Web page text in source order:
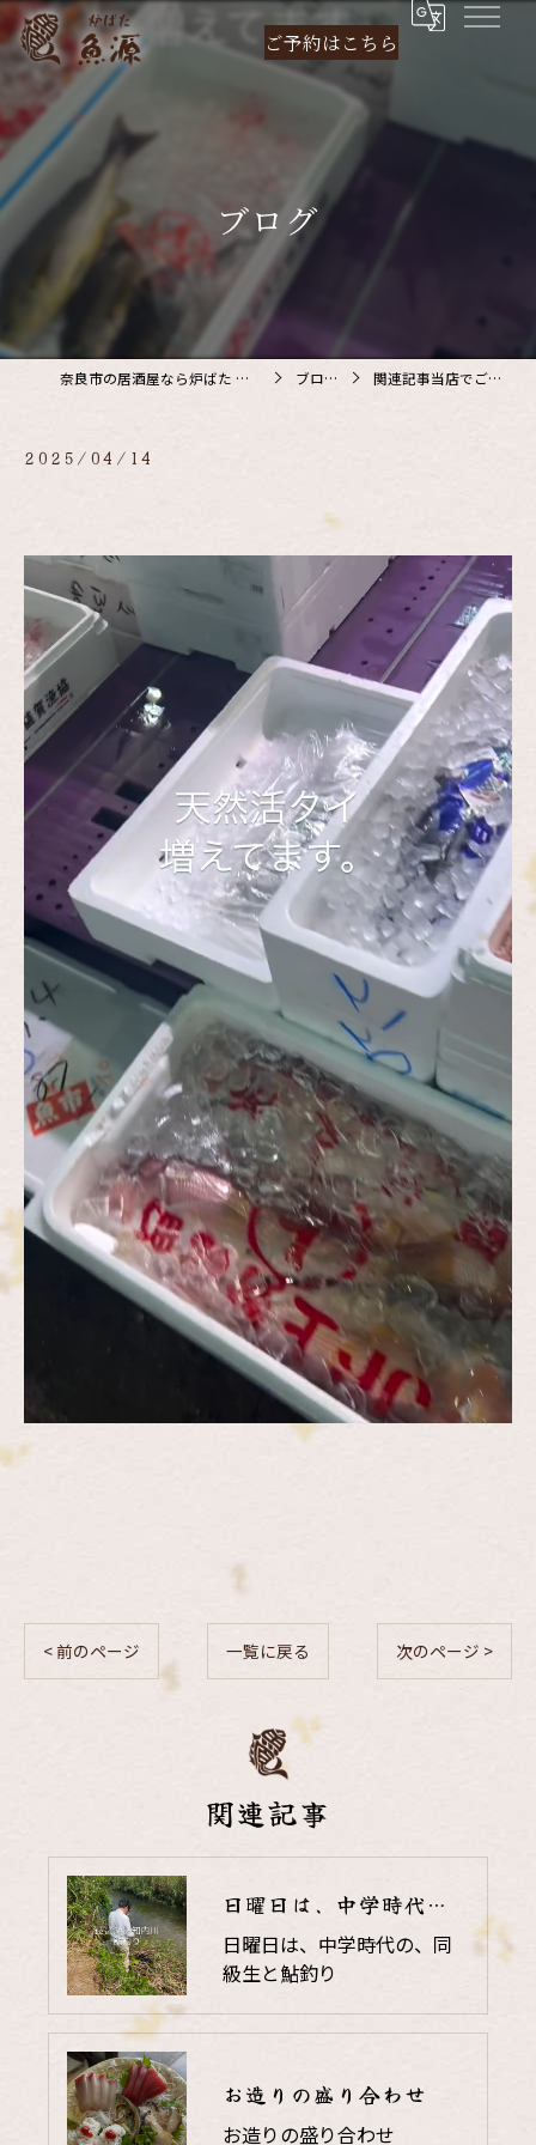
ご予約はこちら
ブログ
奈良市の居酒屋なら炉ばた 魚源 ブログ 関連記事当店でご利…
2025/04/14
< 前のページ 一覧に戻る 次のページ >
関連記事
日曜日は、中学時代の、同級生と鮎釣り
日曜日は、中学時代の、同
級生と鮎釣り
お造りの盛り合わせ
お造りの盛り合わせ